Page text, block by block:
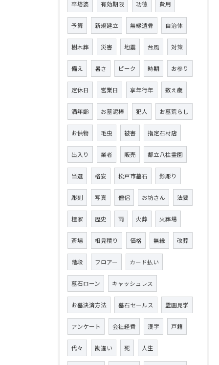
卒塔婆 有効期限 功徳 費用
予算 新規建立 無縁遺骨 自治体
樹木葬 災害 地震 台風 対策
備え 暑さ ピーク 時期 お参り
定休日 営業日 享年行年 数え歳
満年齢 お墓泥棒 犯人 お墓荒らし
お供物 毛虫 被害 指定石材店
出入り 業者 販売 都立八柱霊園
当選 格安 松戸市墓石 影彫り
彫刻 写真 僧侶 お坊さん 法要
檀家 歴史 雨 火葬 火葬場
斎場 相見積り 価格 無縁 改葬
階段 フロアー カード払い
墓石ローン キャッシュレス
お墓決済方法 墓石セールス 霊園見学
アンケート 会社経費 漢字 戸籍
代々 勘違い 死 人生